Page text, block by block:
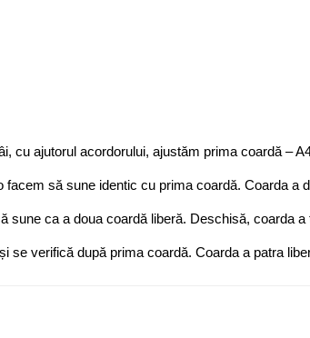
cu ajutorul acordorului, ajustăm prima coardă –
să sune identic cu prima coardă. Coarda a
sune ca a doua coardă liberă. Deschisă, coarda
se verifică după prima coardă. Coarda a patra